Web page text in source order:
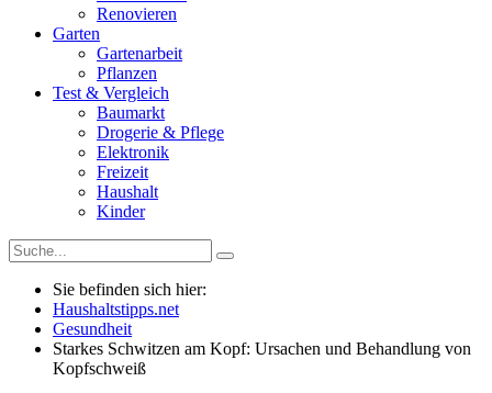
Renovieren
Garten
Gartenarbeit
Pflanzen
Test & Vergleich
Baumarkt
Drogerie & Pflege
Elektronik
Freizeit
Haushalt
Kinder
Sie befinden sich hier:
Haushaltstipps.net
Gesundheit
Starkes Schwitzen am Kopf: Ursachen und Behandlung von
Kopfschweiß